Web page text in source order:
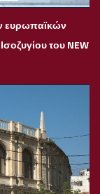
ευρωπαϊκών
του NEW